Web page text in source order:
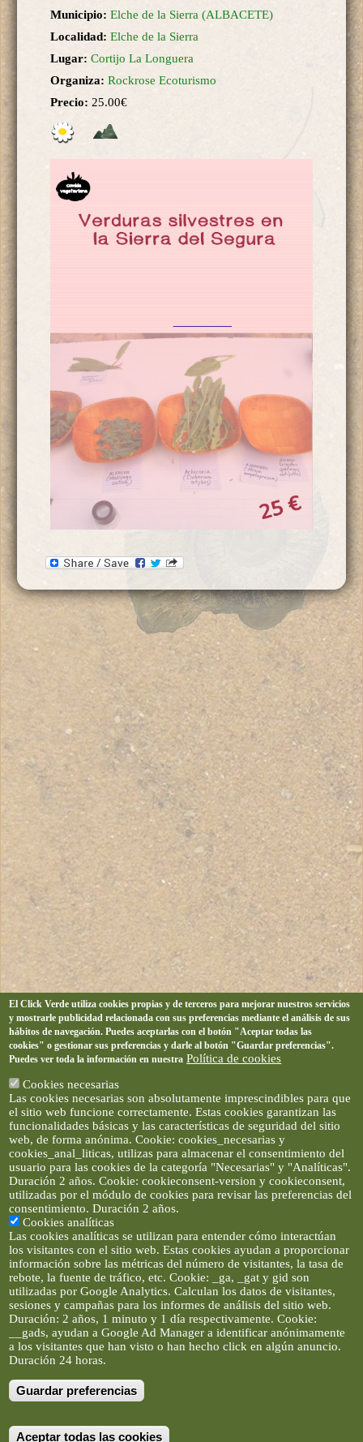
Municipio: Elche de la Sierra (ALBACETE)
Localidad: Elche de la Sierra
Lugar: Cortijo La Longuera
Organiza: Rockrose Ecoturismo
Precio: 25.00€
Artículos e imágenes son propiedad de elclickverde ©. No se
permite la difusión de los textos ni imágenes sin permiso de
contenido de este portal. (Ver
El Click Verde utiliza cookies propias y de terceros para mejorar nuestros servicios
y mostrarle publicidad relacionada con sus preferencias mediante el análisis de sus
hábitos de navegación. Puedes aceptarlas con el botón "Aceptar todas las
cookies" o gestionar sus preferencias y darle al botón "Guardar preferencias".
Puedes ver toda la información en nuestra Política de cookies
Cookies necesarias
Las cookies necesarias son absolutamente imprescindibles para que
el sitio web funcione correctamente. Estas cookies garantizan las
funcionalidades básicas y las características de seguridad del sitio
web, de forma anónima. Cookie: cookies_necesarias y
cookies_anal_liticas, utilizas para almacenar el consentimiento del
usuario para las cookies de la categoría "Necesarias" y "Analíticas".
Duración 2 años. Cookie: cookieconsent-version y cookieconsent,
utilizadas por el módulo de cookies para revisar las preferencias del
consentimiento. Duración 2 años.
Cookies analíticas
Las cookies analíticas se utilizan para entender cómo interactúan
los visitantes con el sitio web. Estas cookies ayudan a proporcionar
información sobre las métricas del número de visitantes, la tasa de
rebote, la fuente de tráfico, etc. Cookie: _ga, _gat y gid son
utilizadas por Google Analytics. Calculan los datos de visitantes,
sesiones y campañas para los informes de análisis del sitio web.
Duración: 2 años, 1 minuto y 1 día respectivamente. Cookie:
__gads, ayudan a Google Ad Manager a identificar anónimamente
a los visitantes que han visto o han hecho click en algún anuncio.
Duración 24 horas.
Guardar preferencias
Aceptar todas las cookies